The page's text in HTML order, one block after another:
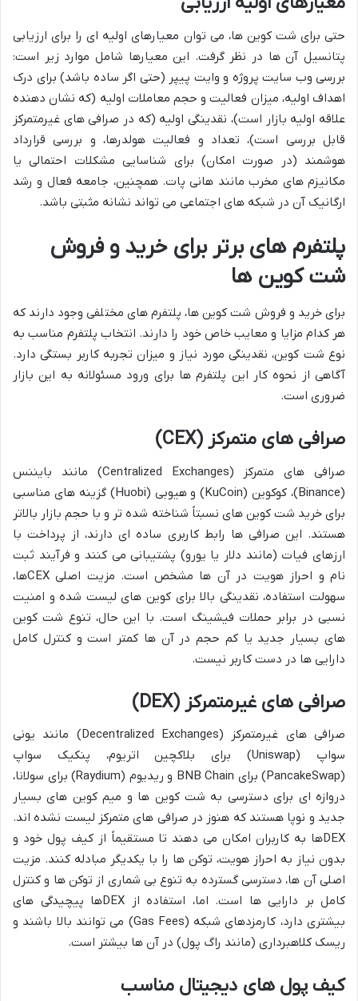
حتی برای شت کوین ها، می توان معیارهای اولیه ای را برای ارزیابی
پتانسیل آن ها در نظر گرفت. این معیارها شامل موارد زیر است:
بررسی وب سایت پروژه و وایت پیپر (حتی اگر ساده باشد) برای درک
اهداف اولیه، میزان فعالیت و حجم معاملات اولیه (که نشان دهنده
علاقه اولیه بازار است)، نقدینگی اولیه (که در صرافی های غیرمتمرکز
قابل بررسی است)، تعداد و فعالیت هولدرها، و بررسی قرارداد
هوشمند (در صورت امکان) برای شناسایی مشکلات احتمالی یا
مکانیزم های مخرب مانند هانی پات. همچنین، جامعه فعال و رشد
ارگانیک آن در شبکه های اجتماعی می تواند نشانه مثبتی باشد.
پلتفرم های برتر برای خرید و فروش
شت کوین ها
برای خرید و فروش شت کوین ها، پلتفرم های مختلفی وجود دارند که
هر کدام مزایا و معایب خاص خود را دارند. انتخاب پلتفرم مناسب به
نوع شت کوین، نقدینگی مورد نیاز و میزان تجربه کاربر بستگی دارد.
آگاهی از نحوه کار این پلتفرم ها برای ورود مسئولانه به این بازار
ضروری است.
صرافی های متمرکز (CEX)
صرافی های متمرکز (Centralized Exchanges) مانند بایننس
(Binance)، کوکوین (KuCoin) و هیوبی (Huobi) گزینه های مناسبی
برای خرید شت کوین های نسبتاً شناخته شده تر و با حجم بازار بالاتر
هستند. این صرافی ها رابط کاربری ساده ای دارند، از پرداخت با
ارزهای فیات (مانند دلار یا یورو) پشتیبانی می کنند و فرآیند ثبت
نام و احراز هویت در آن ها مشخص است. مزیت اصلی CEXها،
سهولت استفاده، نقدینگی بالا برای کوین های لیست شده و امنیت
نسبی در برابر حملات فیشینگ است. با این حال، تنوع شت کوین
های بسیار جدید یا کم حجم در آن ها کمتر است و کنترل کامل
دارایی ها در دست کاربر نیست.
صرافی های غیرمتمرکز (DEX)
صرافی های غیرمتمرکز (Decentralized Exchanges) مانند یونی
سواپ (Uniswap) برای بلاکچین اتریوم، پنکیک سواپ
(PancakeSwap) برای BNB Chain و ریدیوم (Raydium) برای سولانا،
دروازه ای برای دسترسی به شت کوین ها و میم کوین های بسیار
جدید و نوپا هستند که هنوز در صرافی های متمرکز لیست نشده اند.
DEXها به کاربران امکان می دهند تا مستقیماً از کیف پول خود و
بدون نیاز به احراز هویت، توکن ها را با یکدیگر مبادله کنند. مزیت
اصلی آن ها، دسترسی گسترده به تنوع بی شماری از توکن ها و کنترل
کامل بر دارایی ها است. اما، استفاده از DEXها پیچیدگی های
بیشتری دارد، کارمزدهای شبکه (Gas Fees) می توانند بالا باشند و
ریسک کلاهبرداری (مانند راگ پول) در آن ها بیشتر است.
کیف پول های دیجیتال مناسب